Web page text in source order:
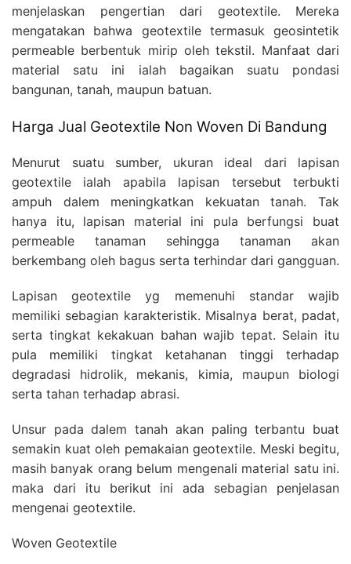
menjelaskan pengertian dari geotextile. Mereka
mengatakan bahwa geotextile termasuk geosintetik
permeable berbentuk mirip oleh tekstil. Manfaat dari
material satu ini ialah bagaikan suatu pondasi
bangunan, tanah, maupun batuan.
Harga Jual Geotextile Non Woven Di Bandung
Menurut suatu sumber, ukuran ideal dari lapisan
geotextile ialah apabila lapisan tersebut terbukti
ampuh dalem meningkatkan kekuatan tanah. Tak
hanya itu, lapisan material ini pula berfungsi buat
permeable tanaman sehingga tanaman akan
berkembang oleh bagus serta terhindar dari gangguan.
Lapisan geotextile yg memenuhi standar wajib
memiliki sebagian karakteristik. Misalnya berat, padat,
serta tingkat kekakuan bahan wajib tepat. Selain itu
pula memiliki tingkat ketahanan tinggi terhadap
degradasi hidrolik, mekanis, kimia, maupun biologi
serta tahan terhadap abrasi.
Unsur pada dalem tanah akan paling terbantu buat
semakin kuat oleh pemakaian geotextile. Meski begitu,
masih banyak orang belum mengenali material satu ini.
maka dari itu berikut ini ada sebagian penjelasan
mengenai geotextile.
Woven Geotextile